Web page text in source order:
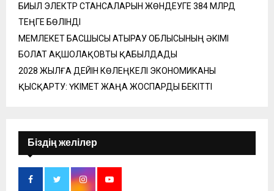
БИЫЛ ЭЛЕКТР СТАНСАЛАРЫН ЖӨНДЕУГЕ 384 МЛРД
ТЕҢГЕ БӨЛІНДІ
МЕМЛЕКЕТ БАСШЫСЫ АТЫРАУ ОБЛЫСЫНЫҢ ӘКІМІ
БОЛАТ АҚШОЛАҚОВТЫ ҚАБЫЛДАДЫ
2028 ЖЫЛҒА ДЕЙІН КӨЛЕҢКЕЛІ ЭКОНОМИКАНЫ
ҚЫСҚАРТУ: ҮКІМЕТ ЖАҢА ЖОСПАРДЫ БЕКІТТІ
Біздің желілер